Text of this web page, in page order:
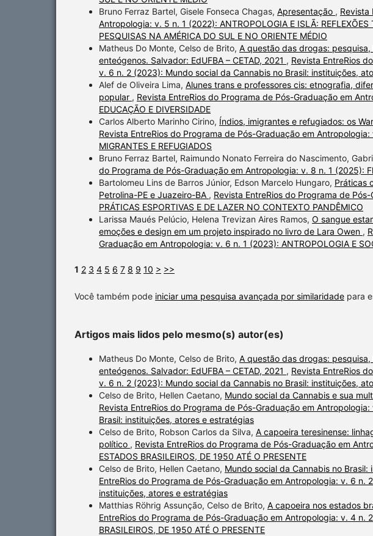
Bruno Ferraz Bartel, Gisele Fonseca Chagas, Apresentação , Revista
Antropologia: v. 5 n. 1 (2022): ANTROPOLOGIA E ISLÃ: REFLEXÕES
PESQUISAS NA AMÉRICA DO SUL E NO ORIENTE MÉDIO
Matheus Do Monte, Celso de Brito, A questão das drogas:
enteógenos. Salvador: EdUFBA – CETAD, 2021 , Revista EntreRios
v. 6 n. 2 (2023): Mundo social da Cannabis no Brasil: instituições,
Alef de Oliveira Lima, Alunes trans e professores cis: etnografia,
popular , Revista EntreRios do Programa de Pós-Graduação em
EDUCAÇÃO E DIVERSIDADE
Carlos Alberto Marinho Cirino, Índios, imigrantes e refugiados: os
Revista EntreRios do Programa de Pós-Graduação em
MIGRANTES E REFUGIADOS
Bruno Ferraz Bartel, Raimundo Nonato Ferreira do Nascimento,
do Programa de Pós-Graduação em Antropologia: v. 8 n. 1 (2025):
Bartolomeu Lins de Barros Júnior, Edson Marcelo Hungaro, Práticas
Petrolina-PE e Juazeiro-BA , Revista EntreRios do Programa de
PRÁTICAS ESPORTIVAS E DE LAZER NO CONTEXTO PANDÊMICO
Larissa Maués Pelúcio, Helena Trevizan Aires Ramos, O sangue
emoções e design em um projeto inspirado no livro de Lara Owen ,
Graduação em Antropologia: v. 6 n. 1 (2023): ANTROPOLOGIA E
1 2 3 4 5 6 7 8 9 10 > >>
Você também pode iniciar uma pesquisa avançada por similaridade para
Artigos mais lidos pelo mesmo(s) autor(es)
Matheus Do Monte, Celso de Brito, A questão das drogas:
enteógenos. Salvador: EdUFBA – CETAD, 2021 , Revista EntreRios
v. 6 n. 2 (2023): Mundo social da Cannabis no Brasil: instituições,
Celso de Brito, Hellen Caetano, Mundo social da Cannabis e sua
Revista EntreRios do Programa de Pós-Graduação em
Brasil: instituições, atores e estratégias
Celso de Brito, Robson Carlos da Silva, A capoeira teresinense:
político , Revista EntreRios do Programa de Pós-Graduação em
ESTADOS BRASILEIROS, DE 1950 ATÉ O PRESENTE
Celso de Brito, Hellen Caetano, Mundo social da Cannabis no
EntreRios do Programa de Pós-Graduação em Antropologia: v. 6 n.
instituições, atores e estratégias
Matthias Röhrig Assunção, Celso de Brito, A capoeira nos estados
EntreRios do Programa de Pós-Graduação em Antropologia: v. 4 n. 2
BRASILEIROS, DE 1950 ATÉ O PRESENTE